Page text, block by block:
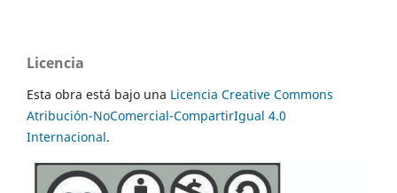
Licencia
Esta obra está bajo una Licencia Creative Commons
Atribución-NoComercial-CompartirIgual 4.0
Internacional.